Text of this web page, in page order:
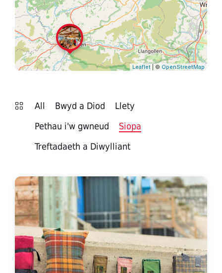
Leaflet | © OpenStreetMap
All Bwyd a Diod
Llety
Pethau i'w gwneud
Siopa
Treftadaeth a Diwylliant
Tweedmill,
St
Asaph